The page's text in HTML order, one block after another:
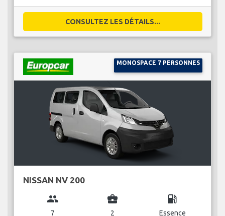
CONSULTEZ LES DÉTAILS...
MONOSPACE 7 PERSONNES
NISSAN NV 200
group
7
business_center
2
local_gas_station
Essence